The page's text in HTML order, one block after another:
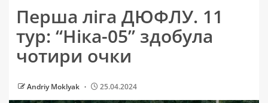
Перша ліга ДЮФЛУ. 11
тур: “Ніка-05” здобула
чотири очки
Andriy Moklyak 25.04.2024